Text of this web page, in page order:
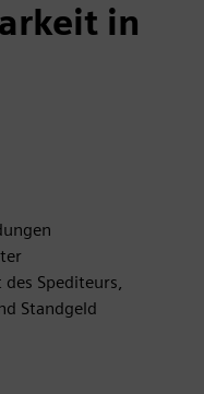
in
Spediteurs,
Standgeld